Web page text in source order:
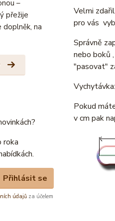
–
přežije
na
roka
Přihlásit se
údajů za účelem
Velmi
pro vás
Správně
nebo boků
"pasovat"
Pokud
v cm pak